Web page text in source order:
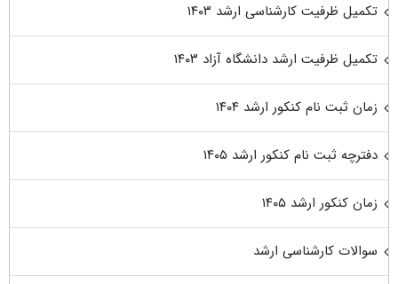
تکمیل ظرفیت کارشناسی ارشد ۱۴۰۳
تکمیل ظرفیت ارشد دانشگاه آزاد ۱۴۰۳
زمان ثبت نام کنکور ارشد ۱۴۰۴
دفترچه ثبت نام کنکور ارشد ۱۴۰۵
زمان کنکور ارشد ۱۴۰۵
سوالات کارشناسی ارشد